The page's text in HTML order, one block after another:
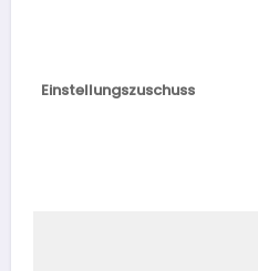
Einstellungszuschuss